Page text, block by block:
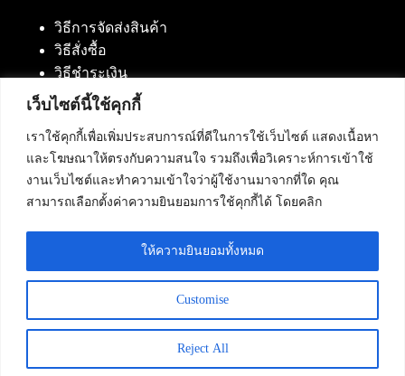
เว็บไซต์นี้ใช้คุกกี้
เราใช้คุกกี้เพื่อเพิ่มประสบการณ์ที่ดีในการใช้เว็บไซต์ แสดงเนื้อหา
และโฆษณาให้ตรงกับความสนใจ รวมถึงเพื่อวิเคราะห์การเข้าใช้
งานเว็บไซต์และทำความเข้าใจว่าผู้ใช้งานมาจากที่ใด คุณ
สามารถเลือกตั้งค่าความยินยอมการใช้คุกกี้ได้ โดยคลิก
Customise
Reject All
ให้ความยินยอมทั้งหมด
วิธีการจัดส่งสินค้า
วิธีสั่งซื้อ
วิธีชำระเงิน
ติดต่อเรา
บริษัท เน็ทฟิวชั่น คอมมิวนิเคชั่น จำกัด 420/94 ถนน
นัมเบอร์วัน-ราม 2 แขวงดอกไม้, เขตประเวศ
กรุงเทพมหานคร 10250
โทรศัพท์ :084-553-4055,086-309-5259,
Copyright © 2026 - Netfusion Communication Co., Ltd. All